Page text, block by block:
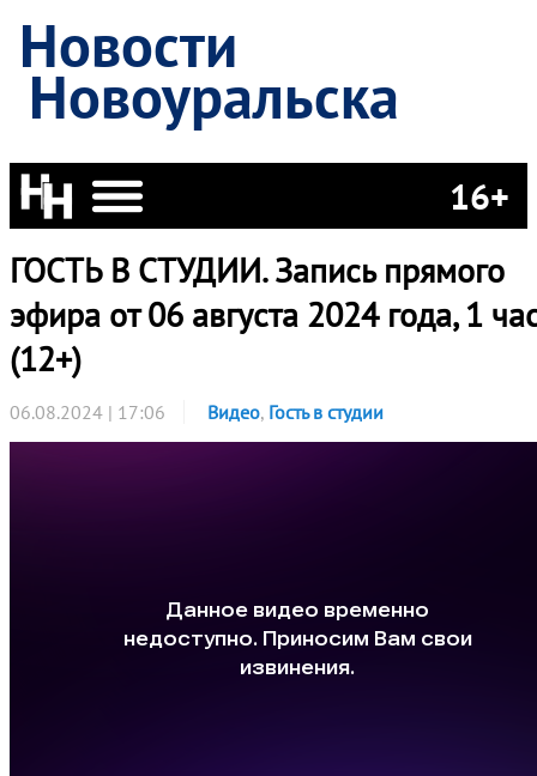
Новости
Новоуральска
16+
ГОСТЬ В СТУДИИ. Запись прямого
эфира от 06 августа 2024 года, 1
(12+)
06.08.2024 | 17:06 Видео, Гость в студии